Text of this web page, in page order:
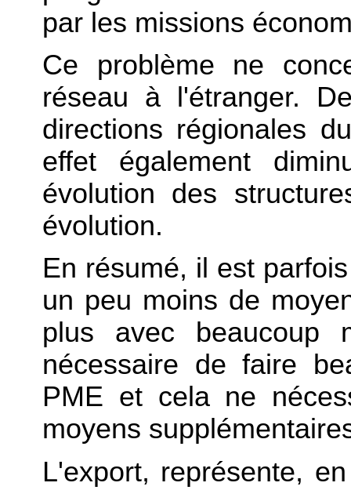
par les missions
Ce problème ne
réseau à l'étranger.
directions régionales
effet également
évolution des
évolution.
En résumé, il est
un peu moins de
plus avec beaucoup
nécessaire de faire
PME et cela ne
moyens
L'export, représente,